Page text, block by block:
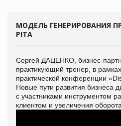
МОДЕЛЬ ГЕНЕРИРОВАНИЯ
РITA
Сергей ДАЦЕНКО, бизнес-
практикующий тренер, в
практической конференции
Новые пути развития бизнеса
с участниками инструментом
клиентом и увеличения